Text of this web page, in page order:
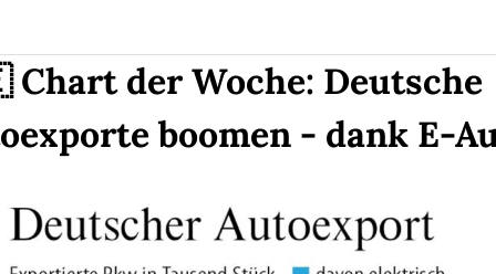
Chart der Woche: Deutsche
boomen - dank E-